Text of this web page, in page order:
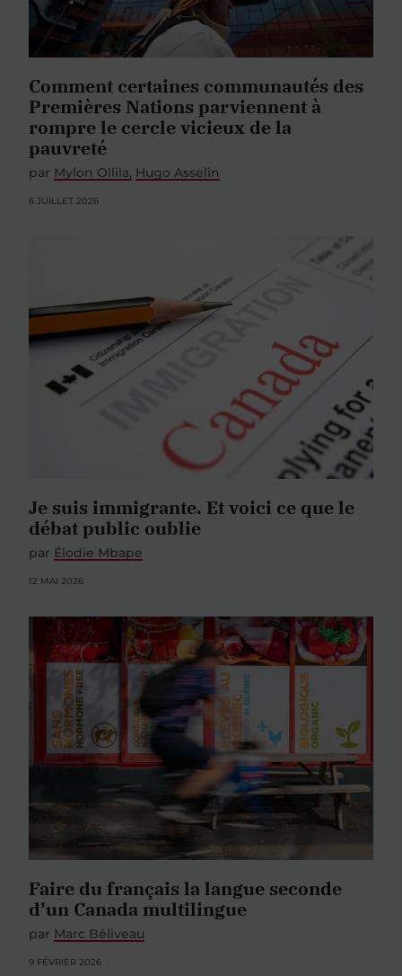
Comment certaines communautés des
Premières Nations parviennent à
rompre le cercle vicieux de la
pauvreté
par Mylon Ollila Hugo Asselin
6 JUILLET 2026
Je suis immigrante. Et voici ce que le
débat public oublie
par Élodie Mbape
12 MAI 2026
Faire du français la langue seconde
d’un Canada multilingue
par Marc Béliveau
9 FÉVRIER 2026